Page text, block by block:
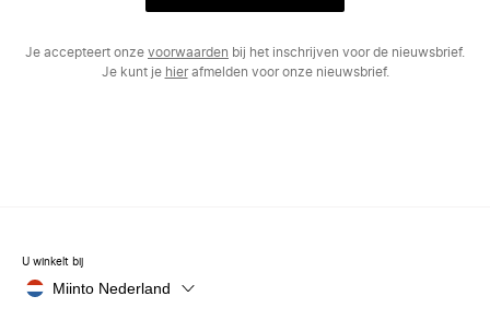
Je accepteert onze voorwaarden bij het inschrijven voor de nieuwsbrief.
Je kunt je hierafmelden voor onze nieuwsbrief.
U winkelt bij
Miinto Nederland